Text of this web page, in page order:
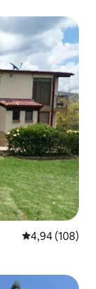
Gemiddelde
4,94 (108)